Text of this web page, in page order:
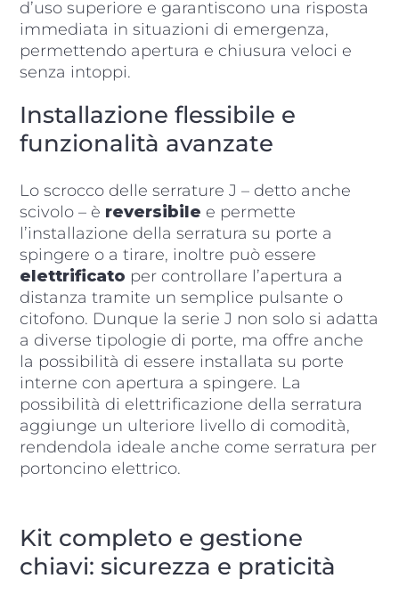
d’uso superiore e garantiscono una risposta
immediata in situazioni di emergenza,
permettendo apertura e chiusura veloci e
senza intoppi.
Installazione flessibile e
funzionalità avanzate
Lo scrocco delle serrature J – detto anche
scivolo – è reversibile e permette
l’installazione della serratura su porte a
spingere o a tirare, inoltre può essere
elettrificato per controllare l’apertura a
distanza tramite un semplice pulsante o
citofono. Dunque la serie J non solo si adatta
a diverse tipologie di porte, ma offre anche
la possibilità di essere installata su porte
interne con apertura a spingere. La
possibilità di elettrificazione della serratura
aggiunge un ulteriore livello di comodità,
rendendola ideale anche come serratura per
portoncino elettrico.
Kit completo e gestione
chiavi: sicurezza e praticità